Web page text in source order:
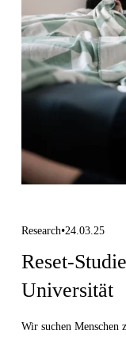
Research 24.03.25
Reset-
Universität
Wir suchen Menschen